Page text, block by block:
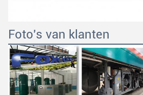
Foto's van klanten